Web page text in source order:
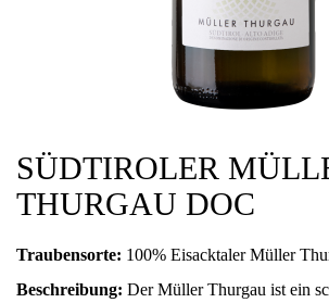
SÜDTIROLER
THURGAU DOC
Traubensorte: 100% Eisacktaler Müller
Beschreibung: Der Müller Thurgau ist ein